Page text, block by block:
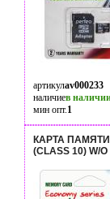
артикулav000233
наличиев
мин опт.1
КАРТА ПАМЯТИ
(CLASS 10) W/